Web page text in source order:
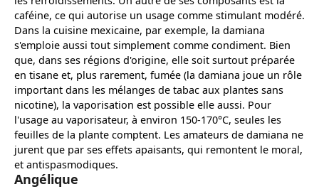
caféine, ce qui autorise un usage comme stimulant modéré.
Dans la cuisine mexicaine, par exemple, la damiana
s'emploie aussi tout simplement comme condiment. Bien
que, dans ses régions d'origine, elle soit surtout préparée
en tisane et, plus rarement, fumée (la damiana joue un rôle
important dans les mélanges de tabac aux plantes sans
nicotine), la vaporisation est possible elle aussi. Pour
l'usage au vaporisateur, à environ 150-170°C, seules les
feuilles de la plante comptent. Les amateurs de damiana ne
jurent que par ses effets apaisants, qui remontent le moral,
et antispasmodiques.
Angélique